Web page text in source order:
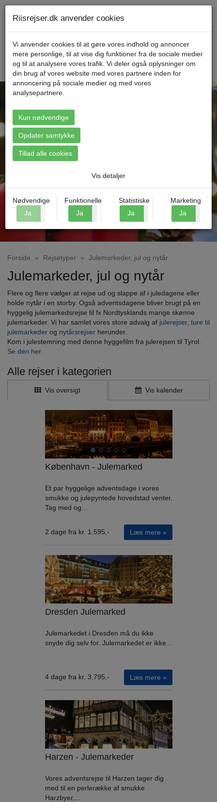
Menu
Forside » Rejsetyper » Julemarkeder, jul og nytår
Julemarkeder, jul og nytår
Flere og flere vælger at rejse ud og slappe af i juledagene eller
holde nytår i en storby. Også adventsdagene bliver brugt på en
hyggelig julemarkedsrejse til fx Nordtysklands mange skønne
julemarkeder. Vi har samlet vores store advalg af julerejser, ture til
julemarkeder og nytårsrejser herunder.
Kom i julestemning med denne hyggefilm fra julerejsen til Tyrol.
Se den her.
Alle rejser i kategorien
Vis oversigt Vis kalender
København - Julemarked
Et par hyggelige adventsdage i vores
smukke og julepyntede hovedstad venter.
Tag med og...
2 dage fra kr. 1.595,- Læs mere »
Dresden Julemarked
Julemarkedet i Dresden må du ikke
snyde dig selv for. Julemarkedet er ikke...
4 dage fra kr. 3.795,- Læs mere »
Harzen - Julemarkeder
Vores adventsrejse til Harzen tager dig
med til en perlerække af smukke
Harzbyer,...
Riisrejser.dk anvender cookies
Vi anvender cookies til at gøre vores indhold og annoncer
mere personlige, til at vise dig funktioner fra de sociale medier
og til at analysere vores trafik. Vi deler også oplysninger om
din brug af vores website med vores partnere inden for
annoncering på sociale medier og med vores
analysepartnere.
Kun nødvendige
Opdater samtykke
Tillad alle cookies
Vis detaljer
Nødvendige
Ja
Funktionelle
Ja
Statistiske
Ja
Marketing
Ja